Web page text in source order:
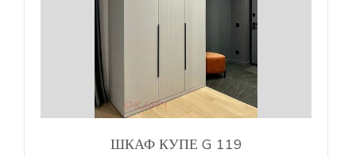
ШКАФ КУПЕ G 119